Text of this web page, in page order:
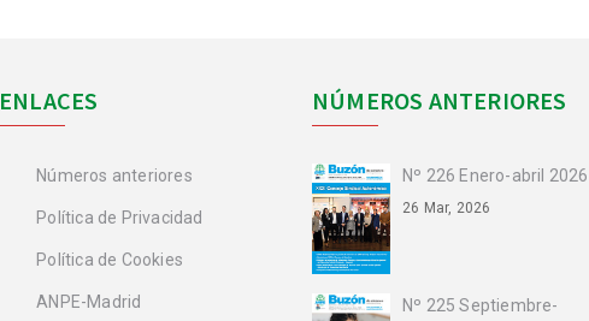
ENLACES
Números anteriores
Política de Privacidad
Política de Cookies
ANPE-Madrid
NÚMEROS ANTERIORES
Nº 226 Enero-abril 2026
26 Mar, 2026
Nº 225 Septiembre-